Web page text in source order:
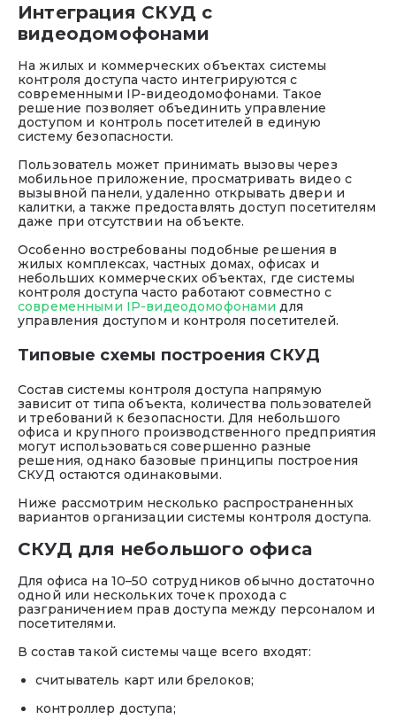
Интеграция СКУД с
видеодомофонами
На жилых и коммерческих объектах системы
контроля доступа часто интегрируются с
современными IP-видеодомофонами. Такое
решение позволяет объединить управление
доступом и контроль посетителей в единую
систему безопасности.
Пользователь может принимать вызовы через
мобильное приложение, просматривать видео с
вызывной панели, удаленно открывать двери и
калитки, а также предоставлять доступ посетителям
даже при отсутствии на объекте.
Особенно востребованы подобные решения в
жилых комплексах, частных домах, офисах и
небольших коммерческих объектах, где системы
контроля доступа часто работают совместно с
современными IP-видеодомофонамидля
управления доступом и контроля посетителей.
Типовые схемы построения СКУД
Состав системы контроля доступа напрямую
зависит от типа объекта, количества пользователей
и требований к безопасности. Для небольшого
офиса и крупного производственного предприятия
могут использоваться совершенно разные
решения, однако базовые принципы построения
СКУД остаются одинаковыми.
Ниже рассмотрим несколько распространенных
вариантов организации системы контроля доступа.
СКУД для небольшого офиса
Для офиса на 10–50 сотрудников обычно достаточно
одной или нескольких точек прохода с
разграничением прав доступа между персоналом и
посетителями.
В состав такой системы чаще всего входят:
считыватель карт или брелоков;
контроллер доступа;